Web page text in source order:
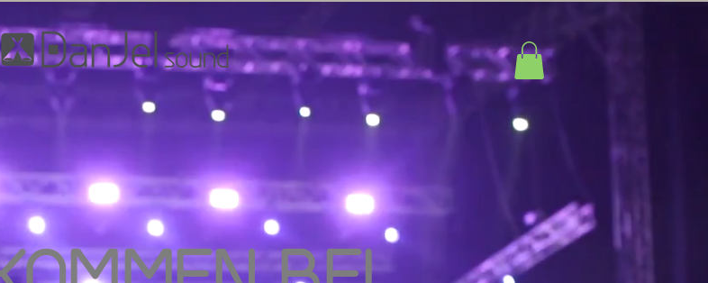
Mieten Digital Signage Laser Technik Technik